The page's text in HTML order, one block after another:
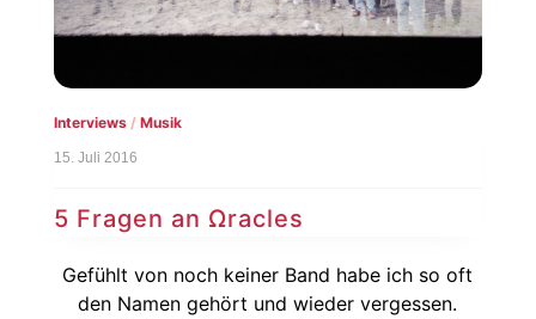
Interviews/ Musik
15. Juli 2016
5 Fragen an Ωracles
Gefühlt von noch keiner Band habe ich so oft
den Namen gehört und wieder vergessen.